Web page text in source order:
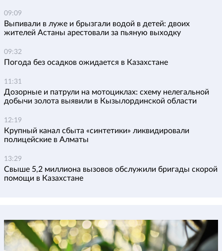
09:09
Выпивали в луже и брызгали водой в детей: двоих
жителей Астаны арестовали за пьяную выходку
09:32
Погода без осадков ожидается в Казахстане
11:31
Дозорные и патрули на мотоциклах: схему нелегальной
добычи золота выявили в Кызылординской области
12:19
Крупный канал сбыта «синтетики» ликвидировали
полицейские в Алматы
13:29
Свыше 5,2 миллиона вызовов обслужили бригады скорой
помощи в Казахстане